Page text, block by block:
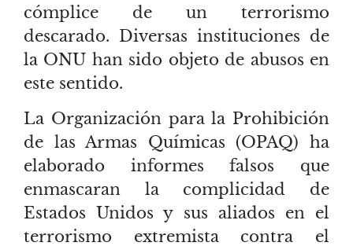
cómplice de un terrorismo
descarado. Diversas instituciones de
la ONU han sido objeto de abusos en
este sentido.
La Organización para la Prohibición
de las Armas Químicas (OPAQ) ha
elaborado informes falsos que
enmascaran la complicidad de
Estados Unidos y sus aliados en el
terrorismo extremista contra el